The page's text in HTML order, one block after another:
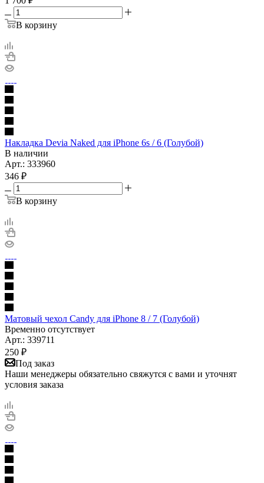
В корзину
Накладка Devia Naked для iPhone 6s / 6 (Голубой)
В наличии
Арт.: 333960
346 ₽
В корзину
Матовый чехол Candy для iPhone 8 / 7 (Голубой)
Временно отсутствует
Арт.: 339711
250 ₽
Под заказ
Наши менеджеры обязательно свяжутся с вами и уточнят
условия заказа